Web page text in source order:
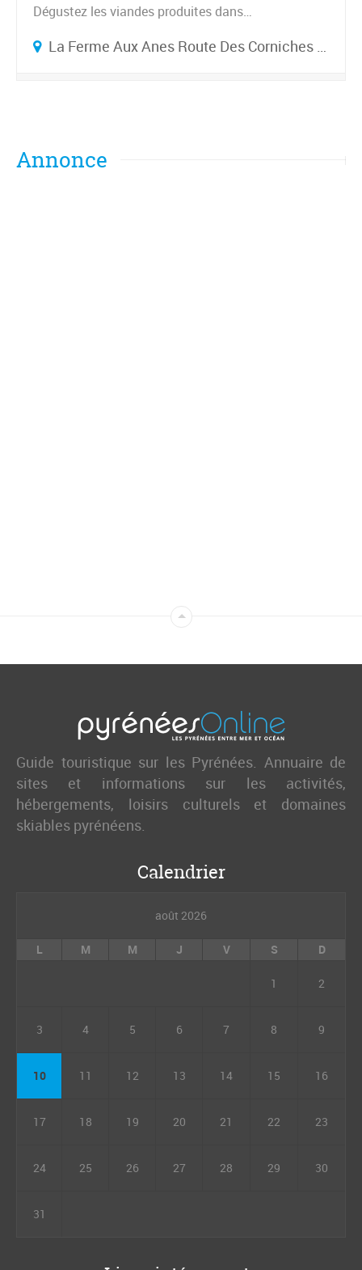
Dégustez les viandes produites dans…
La Ferme Aux Anes Route Des Corniches 09250 UNAC
Annonce
Guide touristique sur les Pyrénées. Annuaire de
sites et informations sur les activités,
hébergements, loisirs culturels et domaines
skiables pyrénéens.
Calendrier
août 2026
L M M J V S D
1 2
3 4 5 6 7 8 9
10 11 12 13 14 15 16
17 18 19 20 21 22 23
24 25 26 27 28 29 30
31